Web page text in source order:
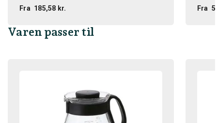
Fra 185,58 kr. Fra
Varen passer til